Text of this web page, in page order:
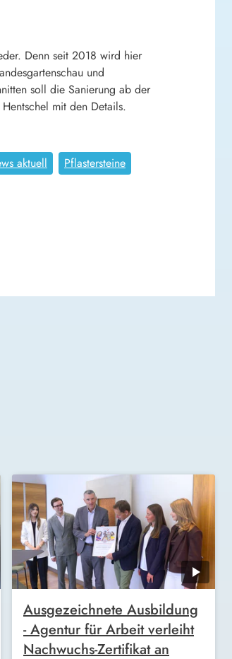
Denn seit 2018 wird hier
und
soll die Sanierung ab der
mit den Details.
aktuell
Pflastersteine
Ausgezeichnete Ausbildung
- Agentur für Arbeit verleiht
Nachwuchs-Zertifikat an